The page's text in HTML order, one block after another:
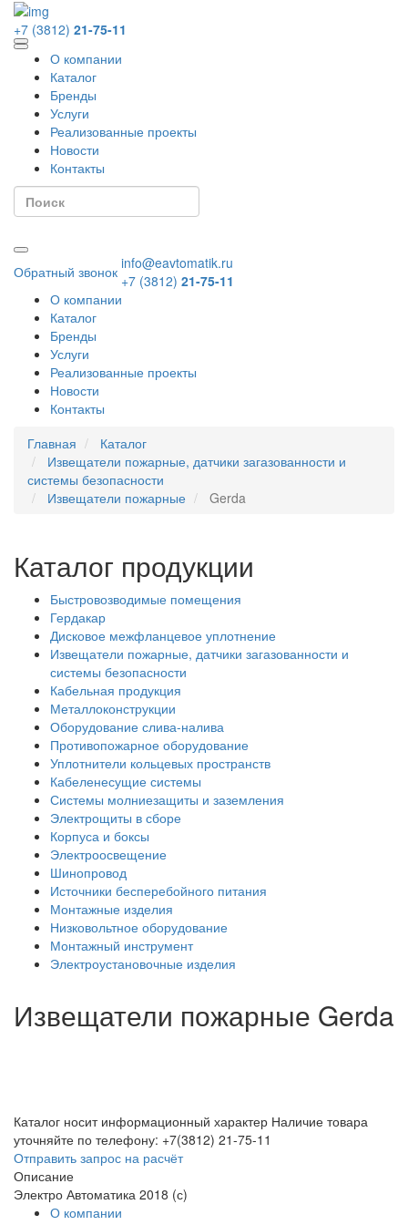
+7 (3812) 21-75-11
О компании
Каталог
Бренды
Услуги
Реализованные проекты
Новости
Контакты
Обратный звонок info@eavtomatik.ru
+7 (3812) 21-75-11
О компании
Каталог
Бренды
Услуги
Реализованные проекты
Новости
Контакты
Главная
Каталог
Извещатели пожарные, датчики загазованности и
системы безопасности
Извещатели пожарные
Gerda
Каталог продукции
Быстровозводимые помещения
Гердакар
Дисковое межфланцевое уплотнение
Извещатели пожарные, датчики загазованности и
системы безопасности
Кабельная продукция
Металлоконструкции
Оборудование слива-налива
Противопожарное оборудование
Уплотнители кольцевых пространств
Кабеленесущие системы
Системы молниезащиты и заземления
Электрощиты в сборе
Корпуса и боксы
Электроосвещение
Шинопровод
Источники бесперебойного питания
Монтажные изделия
Низковольтное оборудование
Монтажный инструмент
Электроустановочные изделия
Извещатели пожарные Gerda
Каталог носит информационный характер Наличие товара
уточняйте по телефону: +7(3812) 21-75-11
Отправить запрос на расчёт
Описание
Электро Автоматика 2018 (с)
О компании